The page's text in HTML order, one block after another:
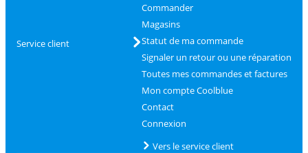
Service client
Commander
Magasins
Statut de ma commande
Signaler un retour ou une réparation
Toutes mes commandes et factures
Mon compte Coolblue
Contact
Connexion
Vers le service client